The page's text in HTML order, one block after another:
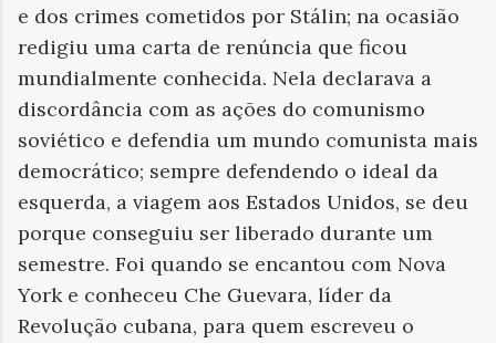
e dos crimes cometidos por Stálin; na ocasião
redigiu uma carta de renúncia que ficou
mundialmente conhecida. Nela declarava a
discordância com as ações do comunismo
soviético e defendia um mundo comunista mais
democrático; sempre defendendo o ideal da
esquerda, a viagem aos Estados Unidos, se deu
porque conseguiu ser liberado durante um
semestre. Foi quando se encantou com Nova
York e conheceu Che Guevara, líder da
Revolução cubana, para quem escreveu o